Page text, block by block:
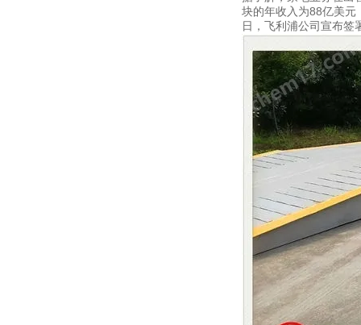
块的年收入为88亿美元
日，飞利浦公司宣布签